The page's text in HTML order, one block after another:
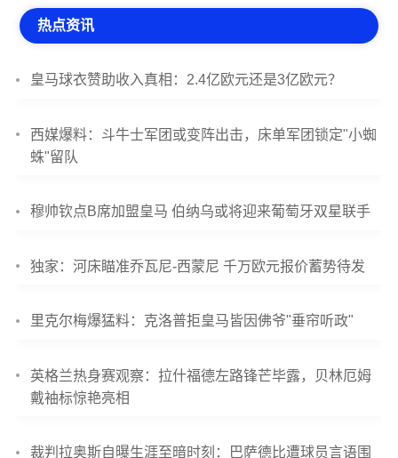
热点资讯
皇马球衣赞助收入真相：2.4亿欧元还是3亿欧元？
西媒爆料：斗牛士军团或变阵出击，床单军团锁定"小蜘
蛛"留队
穆帅钦点B席加盟皇马 伯纳乌或将迎来葡萄牙双星联手
独家：河床瞄准乔瓦尼-西蒙尼 千万欧元报价蓄势待发
里克尔梅爆猛料：克洛普拒皇马皆因佛爷"垂帘听政"
英格兰热身赛观察：拉什福德左路锋芒毕露，贝林厄姆
戴袖标惊艳亮相
裁判拉奥斯自曝生涯至暗时刻：巴萨德比遭球员言语围